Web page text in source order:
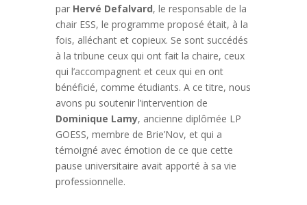
par Hervé Defalvard, le responsable de la
chair ESS, le programme proposé était, à la
fois, alléchant et copieux. Se sont succédés
à la tribune ceux qui ont fait la chaire, ceux
qui l’accompagnent et ceux qui en ont
bénéficié, comme étudiants. A ce titre, nous
avons pu soutenir l’intervention de
Dominique Lamy, ancienne diplômée LP
GOESS, membre de Brie’Nov, et qui a
témoigné avec émotion de ce que cette
pause universitaire avait apporté à sa vie
professionnelle.